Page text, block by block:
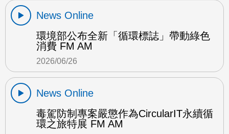
News Online
環境部公布全新「循環標誌」帶動綠色
消費 FM AM
2026/06/26
News Online
毒駕防制專案嚴懲作為CircularIT永續循
環之旅特展 FM AM